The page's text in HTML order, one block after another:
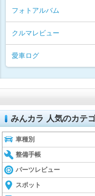
フォトアルバム
クルマレビュー
愛車ログ
みんカラ 人気のカテ
車種別
整備手帳
パーツレビュー
スポット